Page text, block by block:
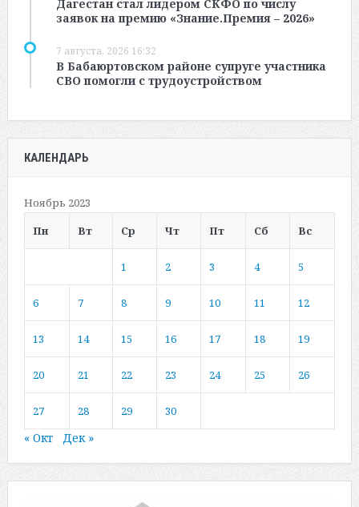
Дагестан стал лидером СКФО по числу
заявок на премию «Знание.Премия – 2026»
7 августа, 2026 16:32
В Бабаюртовском районе супруге участника
СВО помогли с трудоустройством
КАЛЕНДАРЬ
Ноябрь 2023
Пн
Вт Ср Чт Пт Сб Вс
1 2 3 4 5
6 7 8 9 10 11 12
13 14 15 16 17 18 19
20 21 22 23 24 25 26
27 28 29 30
« Окт Дек »